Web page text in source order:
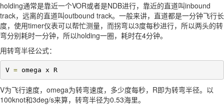
holding通常是靠近一个VOR或者是NDB进行，靠近的直道叫inbound
track，远离的直道叫outbound track。一般来讲，直道都是一分钟飞行长
度，使用timer仪表可以帮忙测量，而拐弯以3度每秒进行，所以两头的转
弯分别耗时一分钟，所以holding一圈，耗时在4分钟。
用转弯半径公式：
V = omega x R
V为飞行速度，omega为转弯速度，多少度每秒，R即为转弯半径。以
100knot和3deg/s来算，转弯半径为0.53海里。